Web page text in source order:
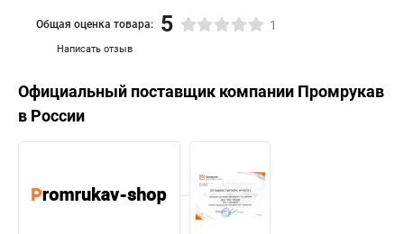
Написать отзыв
Общая оценка товара: 5 1
Официальный поставщик компании Промрукав
в России